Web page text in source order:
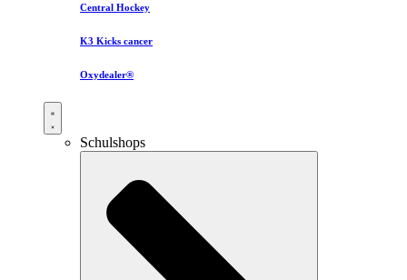
Central Hockey
K3 Kicks cancer
Oxydealer®
Schulshops